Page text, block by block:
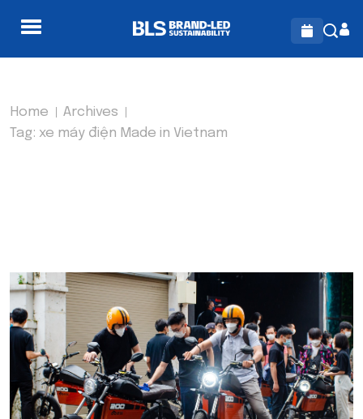
Home
Archives
Tag: xe máy điện Made in Vietnam